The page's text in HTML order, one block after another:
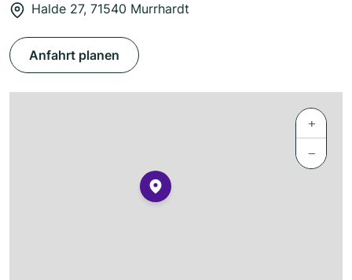
Halde 27, 71540 Murrhardt
Anfahrt planen
+
−